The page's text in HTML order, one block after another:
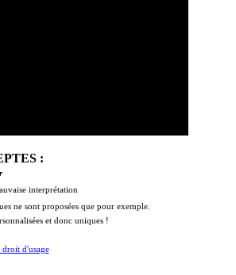
:
interprétation
ne sont proposées que pour exemple.
et donc uniques !
d'usage